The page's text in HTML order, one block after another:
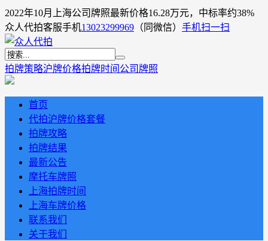
2022年10月上海公司牌照最新价格16.28万元，中标率约38%
众人代拍客服手机13023299969 （同微信） 手机扫一扫
拍牌策略沪牌价格拍牌时间 公司牌照
首页
代拍沪牌价格套餐
拍牌攻略
拍牌结果
最新公告
摩托车牌照
上海拍牌时间
上海车牌价格
联系我们
关于我们